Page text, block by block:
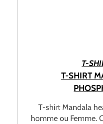
T-
T-SHIRT
T-shirt Mandala
homme ou Femme.